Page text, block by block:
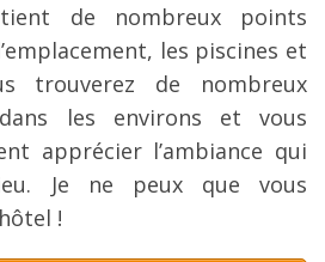
de nombreux points
les piscines et
trouverez de nombreux
les environs et vous
apprécier l’ambiance qui
Je ne peux que vous
!